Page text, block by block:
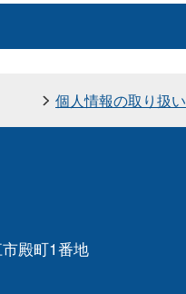
個人情報の取り扱い
殿町1番地